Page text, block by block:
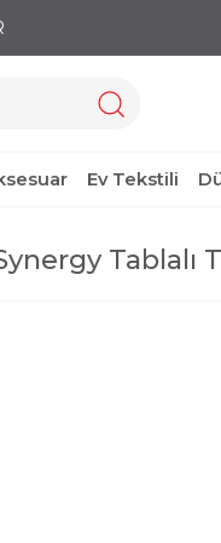
Ev Tekstili
Tablalı